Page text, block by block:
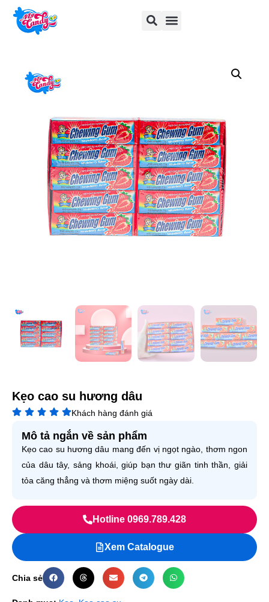
Kẹo cao su hương dâu
Khách hàng đánh giá
Mô tả ngắn về sản phẩm
Kẹo cao su hương dâu mang đến vị ngọt ngào, thơm ngon
của dâu tây, sảng khoái, giúp bạn thư giãn tinh thần, giải
tỏa căng thẳng và thơm miệng suốt ngày dài.
Hotline 0969.789.428
Xem Catalogue
Chia sẻ